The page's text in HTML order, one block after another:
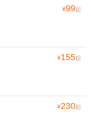
¥99起
¥155起
¥230起